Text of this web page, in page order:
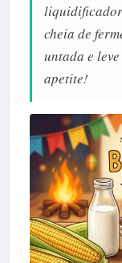
liquidificador
cheia de
untada e
apetite!